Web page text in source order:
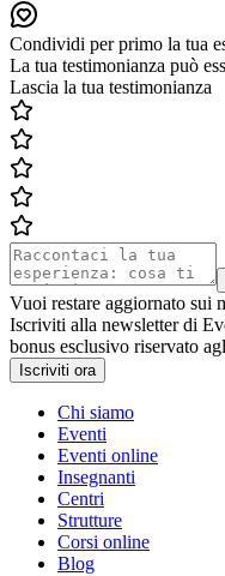
Condividi per primo la tua
La tua testimonianza può
Lascia la tua testimonianza
Vuoi restare aggiornato sui
Iscriviti alla newsletter di
bonus esclusivo riservato
Iscriviti ora
Chi siamo
Eventi
Eventi online
Insegnanti
Centri
Strutture
Corsi online
Blog